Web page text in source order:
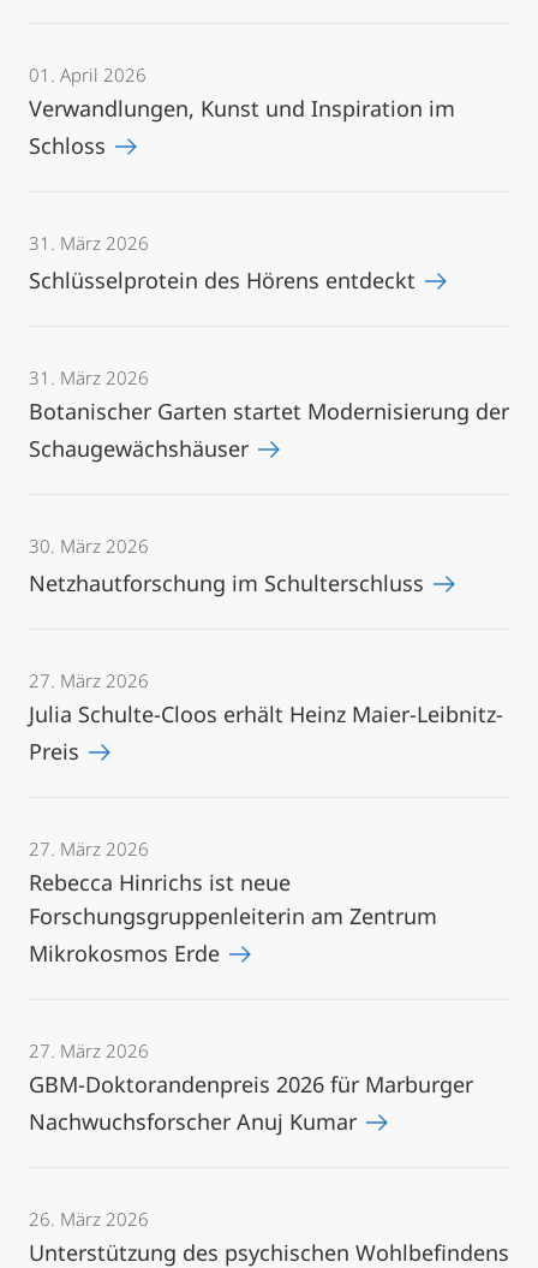
01. April 2026
Verwandlungen, Kunst und Inspiration im
Schloss
31. März 2026
Schlüsselprotein des Hörens entdeckt
31. März 2026
Botanischer Garten startet Modernisierung der
Schaugewächshäuser
30. März 2026
Netzhautforschung im Schulterschluss
27. März 2026
Julia Schulte-Cloos erhält Heinz Maier-Leibnitz-
Preis
27. März 2026
Rebecca Hinrichs ist neue
Forschungsgruppenleiterin am Zentrum
Mikrokosmos Erde
27. März 2026
GBM-Doktorandenpreis 2026 für Marburger
Nachwuchsforscher Anuj Kumar
26. März 2026
Unterstützung des psychischen Wohlbefindens